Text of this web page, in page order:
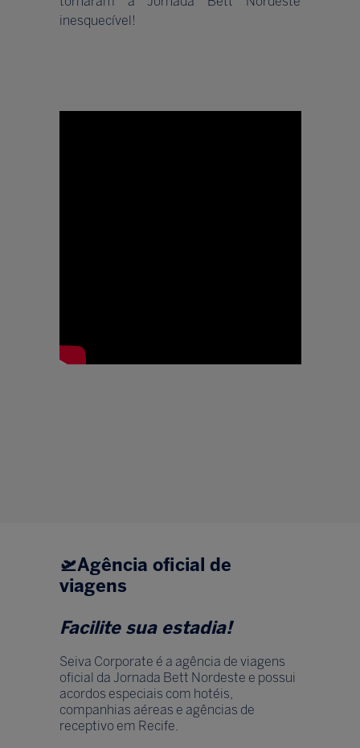
inesquecível!
🛫Agência oficial de
viagens
Facilite sua estadia!
Seiva Corporate é a agência de viagens
oficial da Jornada Bett Nordeste e possui
acordos especiais com hotéis,
companhias aéreas e agências de
receptivo em Recife.